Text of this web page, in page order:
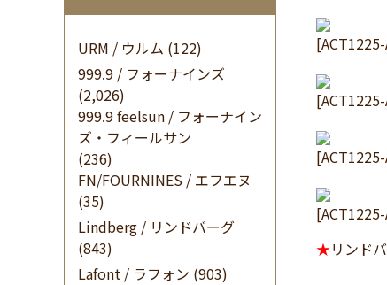
URM / ウルム (122)
999.9 / フォーナインズ
(2,026)
999.9 feelsun / フォーナイン
ズ・フィールサン
(236)
FN/FOURNINES / エフエヌ
(35)
Lindberg / リンドバーグ
(843)
Lafont / ラフォン (903)
★リンド